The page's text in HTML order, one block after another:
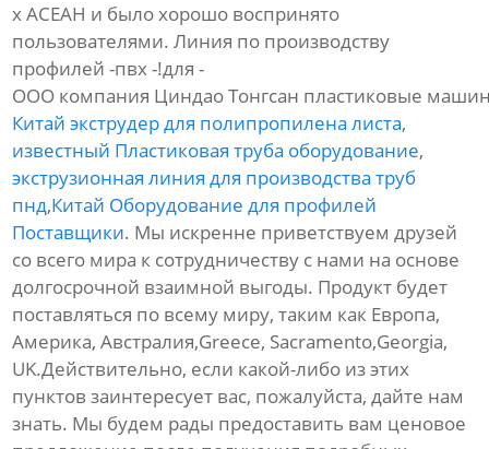
х АСЕАН и было хорошо воспринято
пользователями. Линия по производству
профилей -пвх -!для -
ООО компания Циндао Тонгсан пластиковые
Китай экструдер для полипропилена листа,
известный Пластиковая труба оборудование,
экструзионная линия для производства труб
пнд,Китай Оборудование для профилей
Поставщики. Мы искренне приветствуем друзей
со всего мира к сотрудничеству с нами на основе
долгосрочной взаимной выгоды. Продукт будет
поставляться по всему миру, таким как Европа,
Америка, Австралия,Greece, Sacramento,Georgia,
UK.Действительно, если какой-либо из этих
пунктов заинтересует вас, пожалуйста, дайте нам
знать. Мы будем рады предоставить вам ценовое